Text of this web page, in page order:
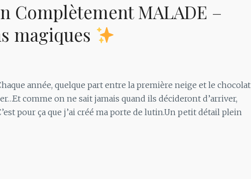
Complètement MALADE –
magiques
année, quelque part entre la première neige et le chocolat
comme on ne sait jamais quand ils décideront d’arriver,
pour ça que j’ai créé ma porte de lutin.Un petit détail plein